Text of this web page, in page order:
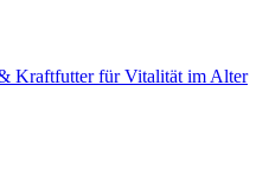
Kraftfutter für Vitalität im Alter